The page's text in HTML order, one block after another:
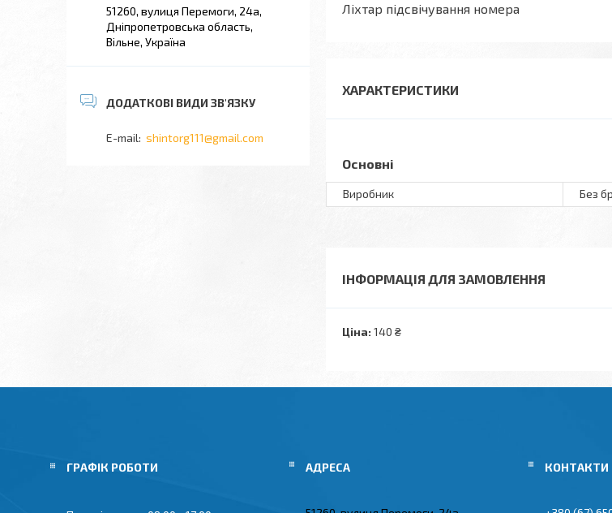
Ліхтар підсвічування номера
ХАРАКТЕРИСТИКИ
Основні
Виробник Без
ІНФОРМАЦІЯ ДЛЯ ЗАМОВЛЕННЯ
Ціна: 140 ₴
51260, вулиця Перемоги, 24а,
Дніпропетровська область,
Вільне, Україна
shintorg111@gmail.com
ГРАФІК РОБОТИ